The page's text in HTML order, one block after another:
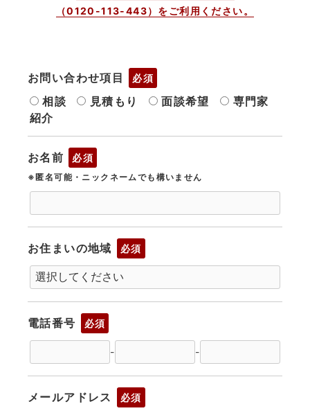
（0120-113-443）をご利用ください。
お問い合わせ項目 必須
相談 見積もり 面談希望
専門家
紹介
お名前 必須
※匿名可能・ニックネームでも構いません
お住まいの地域 必須
電話番号 必須
- -
メールアドレス 必須